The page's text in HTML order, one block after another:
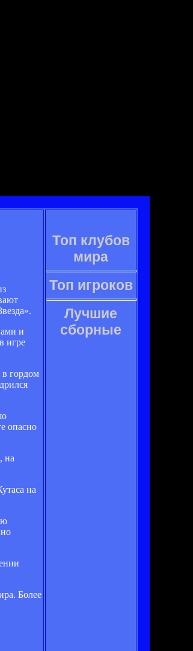
и
игре
гордом
опасно
на
на
Более
Топ клубов
мира
Топ игроков
Лучшие
сборные